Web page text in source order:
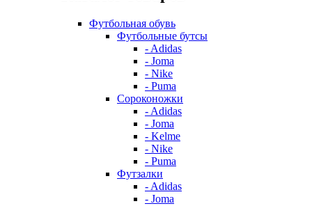
Футбольная обувь
Футбольные бутсы
- Adidas
- Joma
- Nike
- Puma
Сороконожки
- Adidas
- Joma
- Kelme
- Nike
- Puma
Футзалки
- Adidas
- Joma